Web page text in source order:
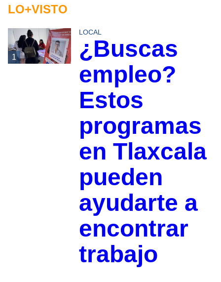
LO+VISTO
1
LOCAL
¿Buscas
empleo?
Estos
programas
en Tlaxcala
pueden
ayudarte a
encontrar
trabajo